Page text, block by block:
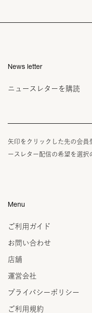
News letter
ニュースレターを購読
矢印をクリックした先の会員
ースレター配信の希望を選択
Menu
ご利用ガイド
お問い合わせ
店舗
運営会社
プライバシーポリシー
ご利用規約